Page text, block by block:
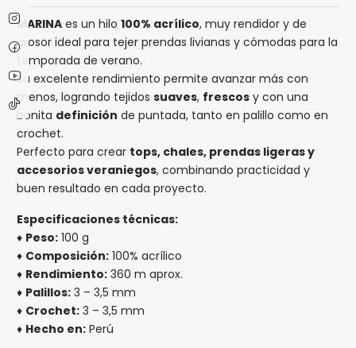
MARINA es un hilo 100% acrílico, muy rendidor y de
grosor ideal para tejer prendas livianas y cómodas para la
temporada de verano.
Su excelente rendimiento permite avanzar más con
menos, logrando tejidos suaves, frescos y con una
bonita definición de puntada, tanto en palillo como en
crochet.
Perfecto para crear tops, chales, prendas ligeras y
accesorios veraniegos, combinando practicidad y
buen resultado en cada proyecto.
Especificaciones técnicas:
♦ Peso: 100 g
♦ Composición: 100% acrílico
♦ Rendimiento: 360 m aprox.
♦ Palillos: 3 – 3,5 mm
♦ Crochet: 3 – 3,5 mm
♦ Hecho en: Perú